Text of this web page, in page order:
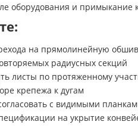
оборудования и примыкание
на прямолинейную
радиусных секций
листы по протяженному
крепежа к дугам
с видимыми
на укрытие